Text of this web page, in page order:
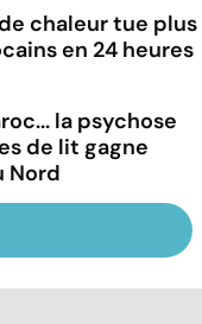
chaleur tue plus
en 24 heures
la psychose
de lit gagne
Nord